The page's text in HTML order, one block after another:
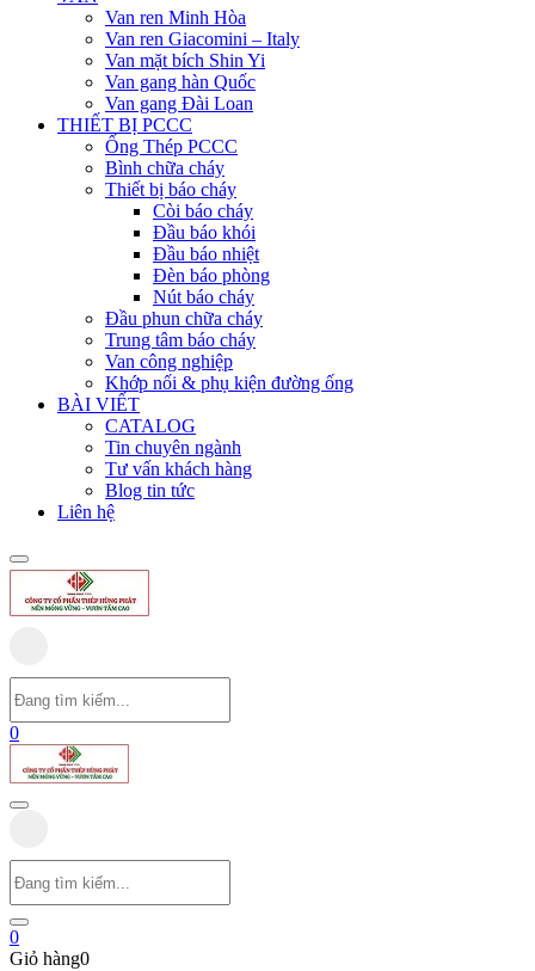
Van ren Minh Hòa
Van ren Giacomini – Italy
Van mặt bích Shin Yi
Van gang hàn Quốc
Van gang Đài Loan
THIẾT BỊ PCCC
Ống Thép PCCC
Bình chữa cháy
Thiết bị báo cháy
Còi báo cháy
Đầu báo khói
Đầu báo nhiệt
Đèn báo phòng
Nút báo cháy
Đầu phun chữa cháy
Trung tâm báo cháy
Van công nghiệp
Khớp nối & phụ kiện đường ống
BÀI VIẾT
CATALOG
Tin chuyên ngành
Tư vấn khách hàng
Blog tin tức
Liên hệ
0
0
Giỏ hàng0